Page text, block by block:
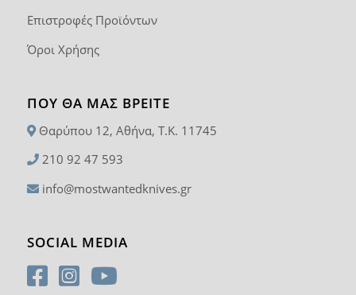
Επιστροφές Προϊόντων
Όροι Χρήσης
ΠΟΥ ΘΑ ΜΑΣ ΒΡΕΊΤΕ
Θαρύπου 12, Αθήνα, T.K. 11745
210 92 47 593
info@mostwantedknives.gr
SOCIAL MEDIA